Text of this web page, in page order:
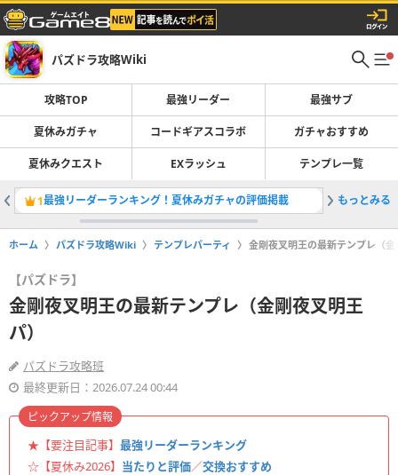
パズドラ攻略Wiki
攻略TOP 最強リーダー 最強サブ
夏休みガチャ コードギアスコラボ ガチャおすすめ
夏休みクエスト EXラッシュ テンプレ一覧
1最強リーダーランキング！夏休みガチャの評価掲載 2テンプ
もっとみる
ホーム パズドラ攻略Wiki テンプレパーティ 金剛夜叉明王の最新テンプレ（
【パズドラ】
金剛夜叉明王の最新テンプレ（金剛夜叉明王
パ）
パズドラ攻略班
最終更新日：2026.07.24 00:44
★【要注目記事】 最強リーダーランキング
☆【夏休み2026】 当たりと評価／交換おすすめ
ピックアップ情報